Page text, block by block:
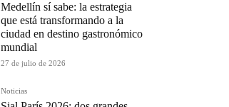
Medellín sí sabe: la estrategia
que está transformando a la
ciudad en destino gastronómico
mundial
27 de julio de 2026
Noticias